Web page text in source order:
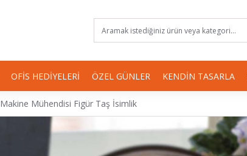
OFIS HEDIYELERI ÖZEL GÜNLER KENDIN TASARLA
Makine Mühendisi Figür Taş İsimlik